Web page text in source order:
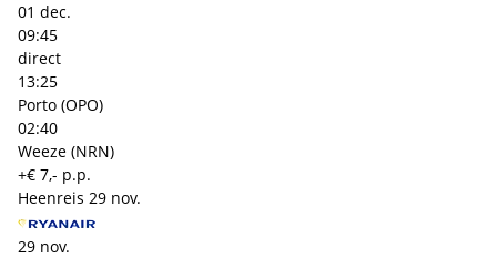
01 dec.
09:45
direct
13:25
Porto (OPO)
02:40
Weeze (NRN)
+€ 7,- p.p.
Heenreis 29 nov.
29 nov.